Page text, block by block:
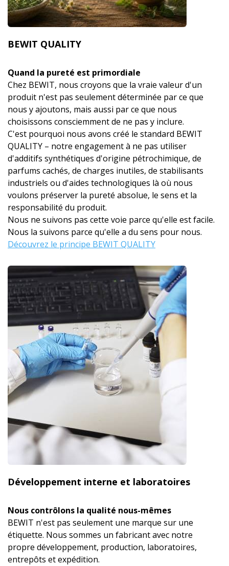
BEWIT QUALITY
Quand la pureté est primordiale
Chez BEWIT, nous croyons que la vraie valeur d'un
produit n'est pas seulement déterminée par ce que
nous y ajoutons, mais aussi par ce que nous
choisissons consciemment de ne pas y inclure.
C'est pourquoi nous avons créé le standard BEWIT
QUALITY – notre engagement à ne pas utiliser
d'additifs synthétiques d'origine pétrochimique, de
parfums cachés, de charges inutiles, de stabilisants
industriels ou d'aides technologiques là où nous
voulons préserver la pureté absolue, le sens et la
responsabilité du produit.
Nous ne suivons pas cette voie parce qu'elle est facile.
Nous la suivons parce qu'elle a du sens pour nous.
Découvrez le principe BEWIT QUALITY
Développement interne et laboratoires
Nous contrôlons la qualité nous-mêmes
BEWIT n'est pas seulement une marque sur une
étiquette. Nous sommes un fabricant avec notre
propre développement, production, laboratoires,
entrepôts et expédition.